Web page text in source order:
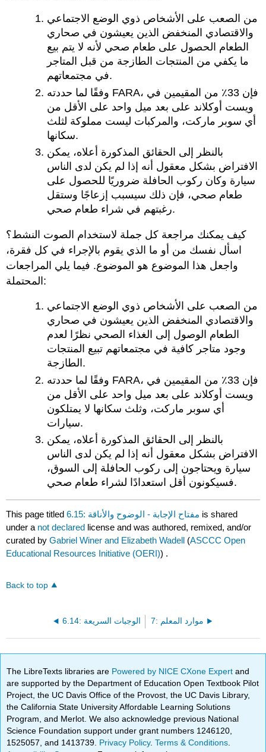
من الصعب على الأشخاص ذوي الوضع الاجتماعي
والاقتصادي المنخفض الذين يعيشون في صحاري
الطعام الحصول على طعام صحي لأنه لا يتم بيع
ما يكفي من المنتجات الطازجة من قبل المتاجر
في مجتمعاتهم.
وفقًا لما حددته FARA، فإن 33٪ من المقيمين في
ويست أوكلاند على بعد ميل واحد على الأقل من
أي سوبر ماركت، والمركبات ليست مملوكة لثلث
سكانها.
بالنظر إلى الحقائق المذكورة أعلاه، يمكن
الافتراض بشكل معقول أنه إذا لم يكن لدى الناس
سيارة وكان ركوب الحافلة ضروريًا للحصول على
طعام صحي، فإن ذلك سيسبب إزعاجًا وستقل
رغبتهم في شراء طعام صحي.
كيف يمكنك مراجعة كل جملة لاستخدام الصوت النشط؟
اسأل نفسك من أو ما الذي يقوم بالإجراء في كل فقرة،
واجعل هذا الموضوع هو الموضوع. فيما يلي المراجعات
المحتملة:
من الصعب على الأشخاص ذوي الوضع الاجتماعي
والاقتصادي المنخفض الذين يعيشون في صحاري
الطعام الوصول إلى الغذاء الصحي نظرًا لعدم
وجود متاجر كافية في مجتمعاتهم تبيع المنتجات
الطازجة.
وفقًا لما حددته FARA، فإن 33٪ من المقيمين في
ويست أوكلاند على بعد ميل واحد على الأقل من
أي سوبر ماركت، وثلث سكانها لا يمتلكون
سيارات.
بالنظر إلى الحقائق المذكورة أعلاه، يمكن
الافتراض بشكل معقول أنه إذا لم يكن لدى الناس
سيارة ويحتاجون إلى ركوب الحافلة إلى السوق،
فسيكونون أقل استعدادًا لشراء طعام صحي.
This page titled 6.15: مفتاح الإجابة - الوضوح والأناقة is shared
under a not declared license and was authored, remixed, and/or
curated byGabriel Winer and Elizabeth Wadell (ASCCC Open
Educational Resources Initiative (OERI)) .
Back to top
6.14: الوجبات السريعة 7: موارد المعلم
The LibreTexts libraries are Powered by NICE CXone Expertand
are supported by the Department of Education Open Textbook Pilot
Project, the UC Davis Office of the Provost, the UC Davis Library,
the California State University Affordable Learning Solutions
Program, and Merlot. We also acknowledge previous National
Science Foundation support under grant numbers 1246120,
1525057, and 1413739. Privacy Policy.Terms & Conditions